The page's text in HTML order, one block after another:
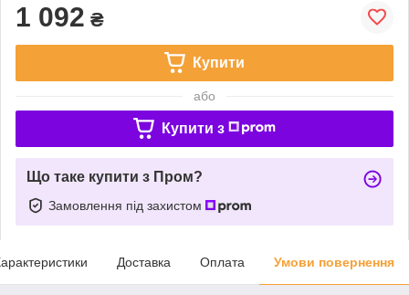
1 092 ₴
Купити
або
Купити з
Що таке купити з Пром?
Замовлення під захистом
Доставка Оплата Умови повернення